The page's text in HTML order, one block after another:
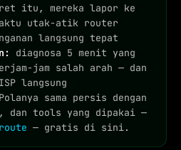
itu, mereka lapor ke
utak-atik router
langsung tepat
diagnosa 5 menit yang
jam salah arah — dan
langsung
sama persis dengan
dan tools yang dipakai —
— gratis di sini.